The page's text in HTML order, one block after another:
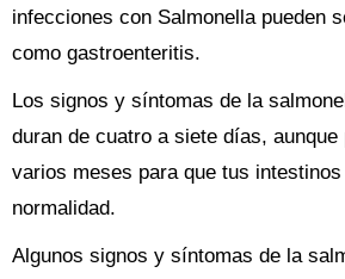
infecciones con Salmonella pueden
como gastroenteritis.
Los signos y síntomas de la
duran de cuatro a siete días,
varios meses para que tus
normalidad.
Algunos signos y síntomas de la